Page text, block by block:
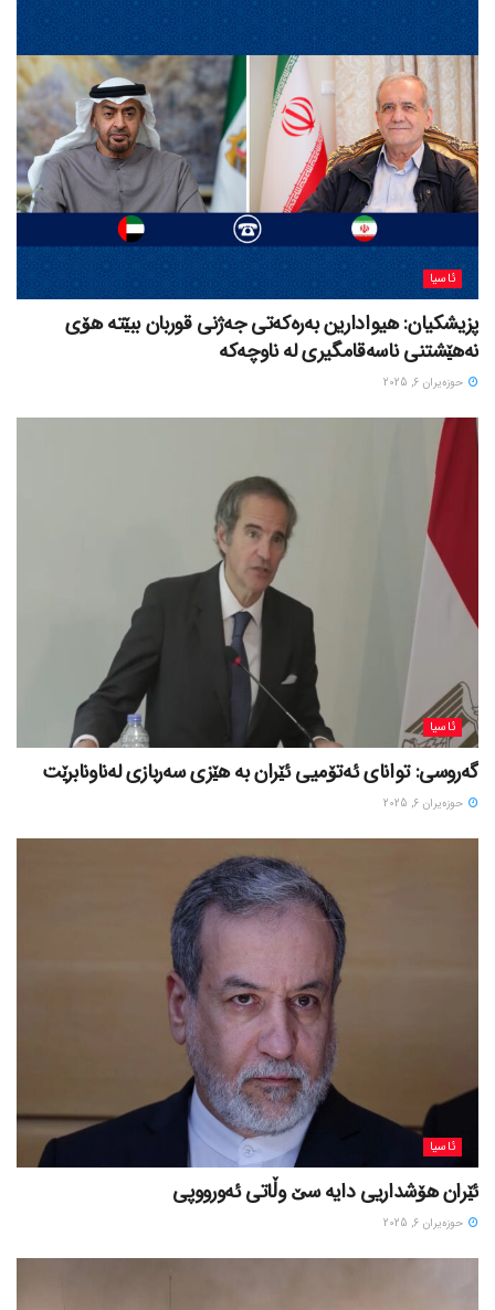
ئاسیا
پزیشکیان: هیوادارین بەرەکەتی جەژنی قوربان ببێتە هۆی
نەهێشتنی ناسەقامگیری لە ناوچەکە
حوزه‌یران 6, 2025
ئاسیا
گەروسی: توانای ئەتۆمیی ئێران بە هێزی سەربازی لەناونابرێت
حوزه‌یران 6, 2025
ئاسیا
ئێران هۆشداریی دایە سێ وڵاتی ئەورووپی
حوزه‌یران 6, 2025